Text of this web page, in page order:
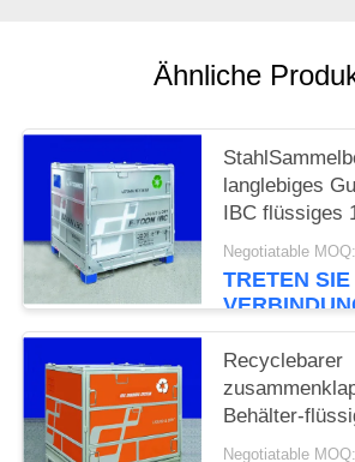
Ähnliche
langlebiges
IBC flüssiges
große
Negotiatable
TRETEN
Recyclebarer
Behälter-
Negotiatable